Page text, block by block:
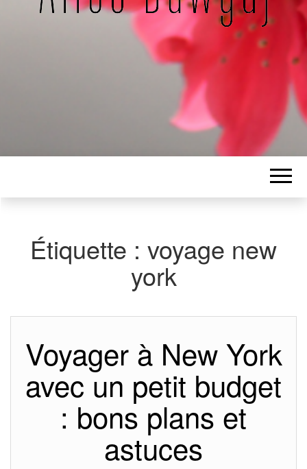
ALICE
BAWGAJ
Les petits mots d'Alice
Étiquette : voyage new
york
Voyager à New York
avec un petit budget
: bons plans et
astuces